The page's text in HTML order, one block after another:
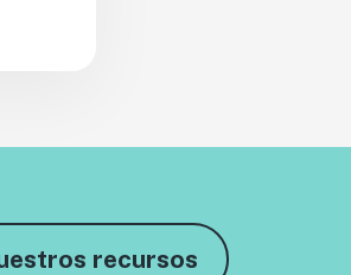
recursos